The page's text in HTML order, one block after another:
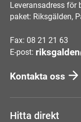
Leveransadress för
paket: Riksgälden,
Fax: 08 21 21 63
E-post:
Kontakta oss
Hitta direkt